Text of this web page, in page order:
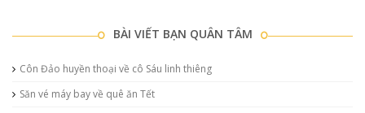
BÀI VIẾT BẠN QUÂN TÂM
Côn Đảo huyền thoại về cô Sáu linh thiêng
Săn vé máy bay về quê ăn Tết